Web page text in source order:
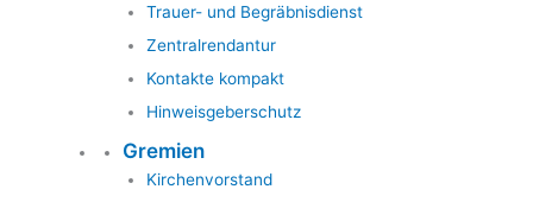
Trauer- und Begräbnisdienst
Zentralrendantur
Kontakte kompakt
Hinweisgeberschutz
Gremien
Kirchenvorstand